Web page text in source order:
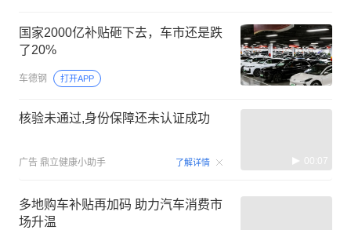
国家2000亿补贴砸下去，车市还是跌
了20%
车德钢 打开APP
核验未通过,身份保障还未认证成功
广告 鼎立健康小助手 了解详情 00:07
多地购车补贴再加码 助力汽车消费市
场升温